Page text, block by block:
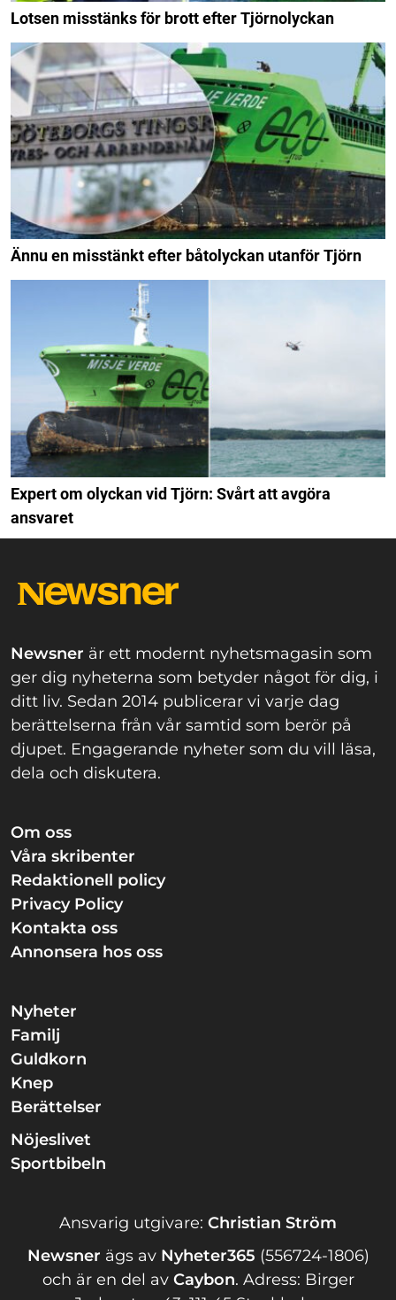
Lotsen misstänks för brott efter Tjörnolyckan
Ännu en misstänkt efter båtolyckan utanför Tjörn
Expert om olyckan vid Tjörn: Svårt att avgöra
ansvaret
Newsner är ett modernt nyhetsmagasin som
ger dig nyheterna som betyder något för dig, i
ditt liv. Sedan 2014 publicerar vi varje dag
berättelserna från vår samtid som berör på
djupet. Engagerande nyheter som du vill läsa,
dela och diskutera.
Om oss
Våra skribenter
Redaktionell policy
Privacy Policy
Kontakta oss
Annonsera hos oss
Nyheter
Familj
Guldkorn
Knep
Berättelser
Nöjeslivet
Sportbibeln
Ansvarig utgivare: Christian Ström
Newsner ägs av Nyheter365 (556724-1806)
och är en del av Caybon. Adress: Birger